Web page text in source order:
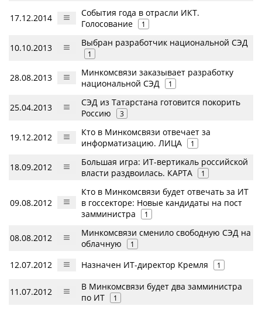
17.12.2014
События года в отрасли ИКТ.
Голосование
1
10.10.2013 Выбран разработчик национальной СЭД
1
28.08.2013
Минкомсвязи заказывает разработку
национальной СЭД
1
25.04.2013
СЭД из Татарстана готовится покорить
Россию
3
19.12.2012
Кто в Минкомсвязи отвечает за
информатизацию. ЛИЦА
1
18.09.2012
Большая игра: ИТ-вертикаль российской
власти раздвоилась. КАРТА
1
09.08.2012
Кто в Минкомсвязи будет отвечать за ИТ
в госсекторе: Новые кандидаты на пост
замминистра
1
08.08.2012
Минкомсвязи сменило свободную СЭД на
облачную
1
12.07.2012 Назначен ИТ-директор Кремля 1
11.07.2012
В Минкомсвязи будет два замминистра
по ИТ
1